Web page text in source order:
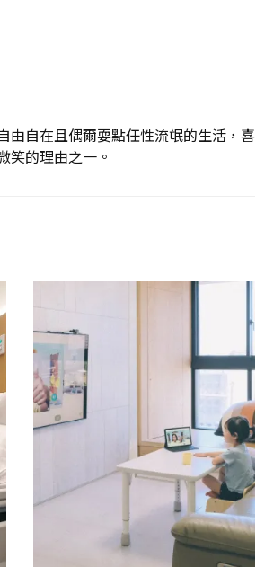
由自在且偶爾耍點任性流氓的生活，喜
笑的理由之一。